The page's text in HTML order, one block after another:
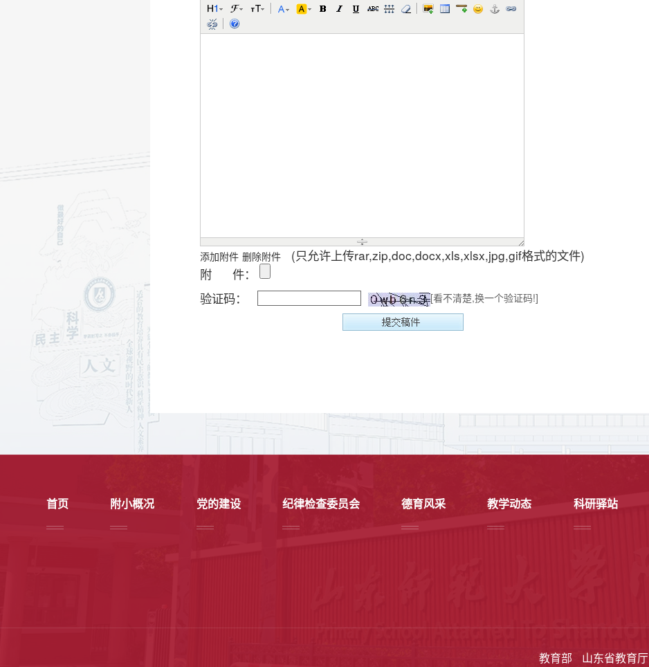
(只允许上传rar,zip,doc,docx,xls,xlsx,jpg,gif格式的文件)
附 件：
验证码：
[看不清楚,换一个验证码!]
首页 附小概况 党的建设 纪律检查委员会 德育风采 教学动态 科研驿站
教育部 山东省教育厅